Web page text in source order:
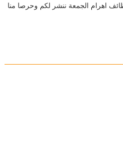
اهرام الجمعة ننشر لكم وحرصا منا